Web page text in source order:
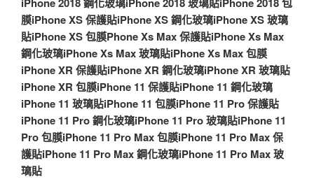
膜iPhone XS 保護貼iPhone XS 鋼化玻璃iPhone XS 玻璃
貼iPhone XS 包膜Phone Xs Max 保護貼iPhone Xs Max
鋼化玻璃iPhone Xs Max 玻璃貼iPhone Xs Max 包膜
iPhone XR 保護貼iPhone XR 鋼化玻璃iPhone XR 玻璃貼
iPhone XR 包膜iPhone 11 保護貼iPhone 11 鋼化玻璃
iPhone 11 玻璃貼iPhone 11 包膜iPhone 11 Pro 保護貼
iPhone 11 Pro 鋼化玻璃iPhone 11 Pro 玻璃貼iPhone 11
Pro 包膜iPhone 11 Pro Max 包膜iPhone 11 Pro Max 保
護貼iPhone 11 Pro Max 鋼化玻璃iPhone 11 Pro Max 玻
璃貼